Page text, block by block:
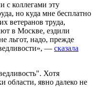
с коллегами эту
но куда мне бесплатно
ветеранов труда,
в Москве, ездили
льгот, надо, прежде
— сказала
Хотя
области, явно далеко не